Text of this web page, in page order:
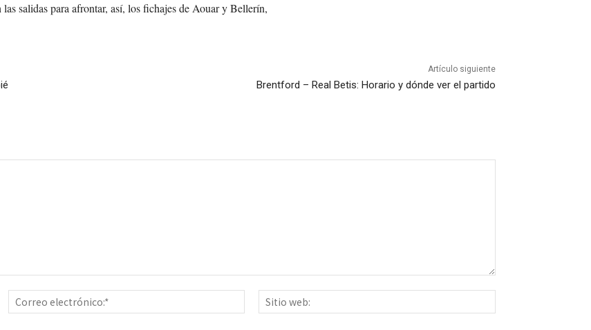
salidas para afrontar, así, los fichajes de Aouar y Bellerín,
Artículo siguiente
Brentford – Real Betis: Horario y dónde ver el partido
Nombre:*
Correo
electrónico:*
web: